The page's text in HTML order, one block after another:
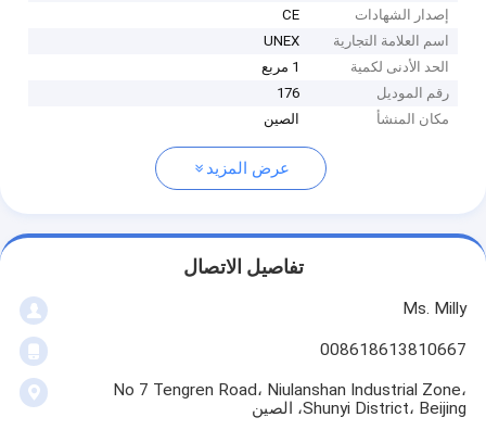
إصدار الشهادات
CE
اسم العلامة التجارية
UNEX
الحد الأدنى لكمية
1 مربع
رقم الموديل
176
مكان المنشأ
الصين
عرض المزيد
تفاصيل الاتصال
Ms. Milly
008618613810667
No 7 Tengren Road، Niulanshan Industrial Zone،
Shunyi District، Beijing، الصين